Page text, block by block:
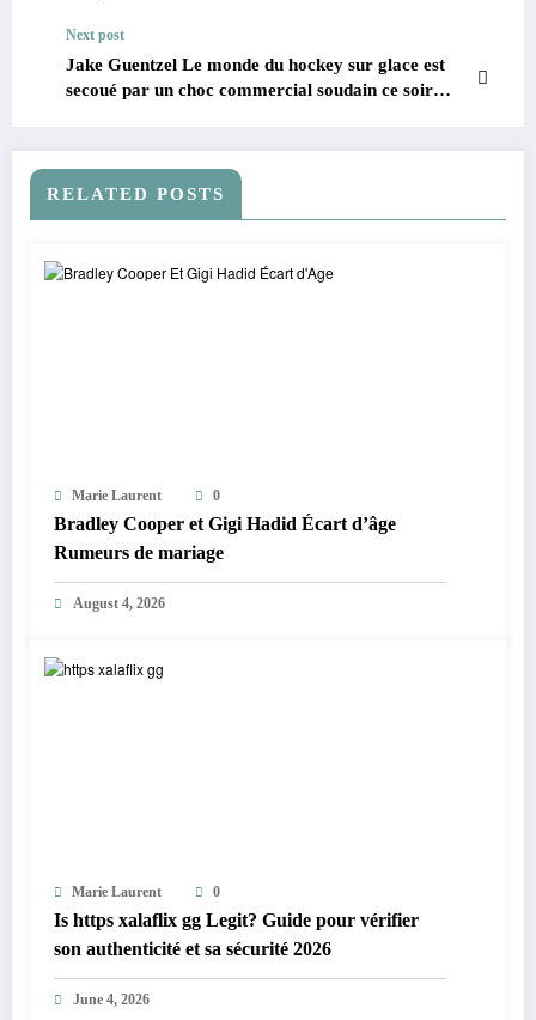
Next post
Jake Guentzel Le monde du hockey sur glace est
secoué par un choc commercial soudain ce soir
RELATED POSTS
Marie Laurent 0
Bradley Cooper et Gigi Hadid Écart d’âge
Rumeurs de mariage
August 4, 2026
Marie Laurent 0
Is https xalaflix gg Legit? Guide pour vérifier
son authenticité et sa sécurité 2026
June 4, 2026